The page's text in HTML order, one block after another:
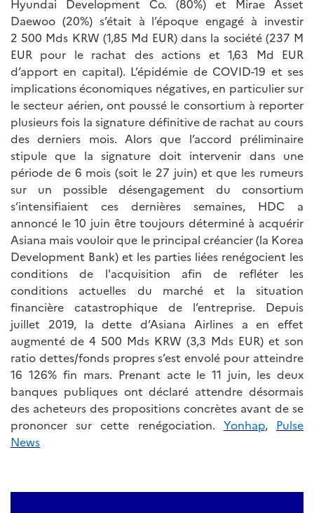
Hyundai Development Co. (80%) et Mirae Asset
Daewoo (20%) s’était à l’époque engagé à investir
2 500 Mds KRW (1,85 Md EUR) dans la société (237 M
EUR pour le rachat des actions et 1,63 Md EUR
d’apport en capital). L’épidémie de COVID-19 et ses
implications économiques négatives, en particulier sur
le secteur aérien, ont poussé le consortium à reporter
plusieurs fois la signature définitive de rachat au cours
des derniers mois. Alors que l’accord préliminaire
stipule que la signature doit intervenir dans une
période de 6 mois (soit le 27 juin) et que les rumeurs
sur un possible désengagement du consortium
s’intensifiaient ces dernières semaines, HDC a
annoncé le 10 juin être toujours déterminé à acquérir
Asiana mais vouloir que le principal créancier (la Korea
Development Bank) et les parties liées renégocient les
conditions de l'acquisition afin de refléter les
conditions actuelles du marché et la situation
financière catastrophique de l’entreprise. Depuis
juillet 2019, la dette d’Asiana Airlines a en effet
augmenté de 4 500 Mds KRW (3,3 Mds EUR) et son
ratio dettes/fonds propres s’est envolé pour atteindre
16 126% fin mars. Prenant acte le 11 juin, les deux
banques publiques ont déclaré attendre désormais
des acheteurs des propositions concrètes avant de se
prononcer sur cette renégociation. Yonhap, Pulse
News